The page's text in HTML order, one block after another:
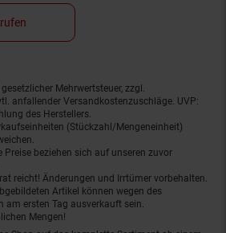
Mehrwertsteuer, zzgl.
anfallender Versandkostenzuschläge. UVP:
des Herstellers.
(Stückzahl/Mengeneinheit)
beziehen sich auf unseren zuvor
reicht! Änderungen und Irrtümer vorbehalten.
Artikel können wegen des
am ersten Tag ausverkauft sein.
Mengen!